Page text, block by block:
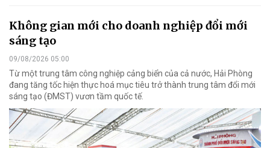
Không gian mới cho doanh nghiệp đổi mới
sáng tạo
09/08/2026 05:00
Từ một trung tâm công nghiệp cảng biển của cả nước, Hải Phòng
đang tăng tốc hiện thực hoá mục tiêu trở thành trung tâm đổi mới
sáng tạo (ĐMST) vươn tầm quốc tế.